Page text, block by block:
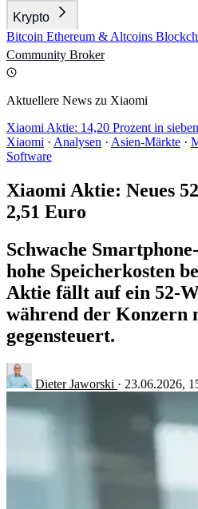
Krypto
Bitcoin Ethereum & Altcoins
Community Broker
Aktuellere News zu Xiaomi
Xiaomi Aktie: 14,20 Prozent in
Xiaomi · Analysen · Asien-Märkte ·
Software
Xiaomi Aktie: Neues
2,51 Euro
Schwache
hohe Speicherkosten
Aktie fällt auf ein 52-
während der Konzern
gegensteuert.
Dieter Jaworski · 23.06.2026,